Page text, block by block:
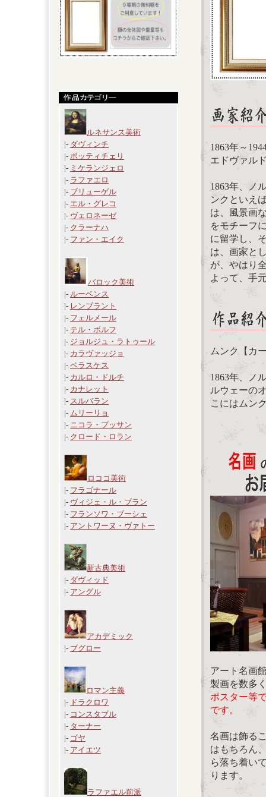
ルネサンス美術
|- ダヴィンチ
|- ボッティチェリ
|- ミケランジェロ
|- ラファエロ
|- ブリューゲル
|- エル・グレコ
|- ヴェロネーゼ
|- クラーナハ
|- ファン・エイク
バロック美術
|- ルーベンス
|- レンブラント
|- フェルメール
|- テル・ボルフ
|- ジョルジュ・ラトゥール
|- カラヴァッジョ
|- ベラスケス
|- カルロ・ドルチ
|- カナレット
|- スルバラン
|- ムリーリョ
|- ニコラ・プッサン
|- クロード・ロラン
ロココ美術
|- フラゴナール
|- ヴィジェ・ル・ブラン
|- フランソワ・ブーシェ
|- アントワーヌ・ヴァトー
新古典美術
|- ダヴィッド
|- アングル
アカデミック
|- ブグロー
ロマン主義
|- ドラクロワ
|- コンスタブル
|- ターナー
|- ゴヤ
|- アイエツ
ラファエル前派
1863年～
エドヴァル
1863年、ノ
ンクといえ
は、風景画
をモチーフ
に留学し、
は、画家と
が、やはり
よって、手
ムンク【カ
1863年、ノ
ルウェーの
こにはムン
アート名画
製画を数多
ポスター等
です。
名画は飾る
はもちろん
ら落ち着い
ります。